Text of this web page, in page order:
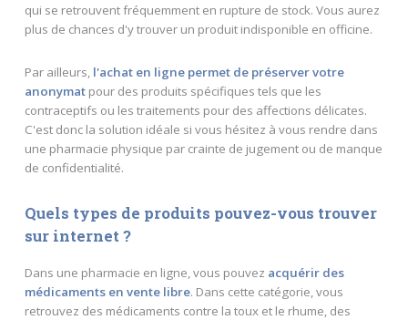
qui se retrouvent fréquemment en rupture de stock. Vous aurez
plus de chances d'y trouver un produit indisponible en officine.
Par ailleurs, l'achat en ligne permet de préserver votre
anonymatpour des produits spécifiques tels que les
contraceptifs ou les traitements pour des affections délicates.
C'est donc la solution idéale si vous hésitez à vous rendre dans
une pharmacie physique par crainte de jugement ou de manque
de confidentialité.
Quels types de produits pouvez-vous trouver
sur internet ?
Dans une pharmacie en ligne, vous pouvez acquérir des
médicaments en vente libre. Dans cette catégorie, vous
retrouvez des médicaments contre la toux et le rhume, des